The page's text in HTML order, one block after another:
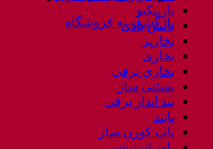
بازگشت به فروشگاه
باربیکیو
بالش بادی
بخارپز
بخاری
بخاری برقی
بستنی ساز
بند انداز برقی
پابند
پاپ کورن ساز